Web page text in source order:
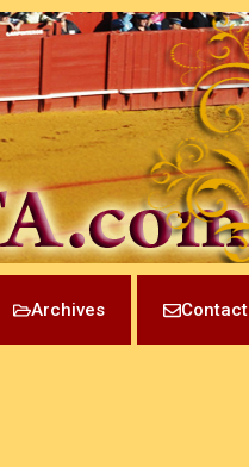
Archives Contact